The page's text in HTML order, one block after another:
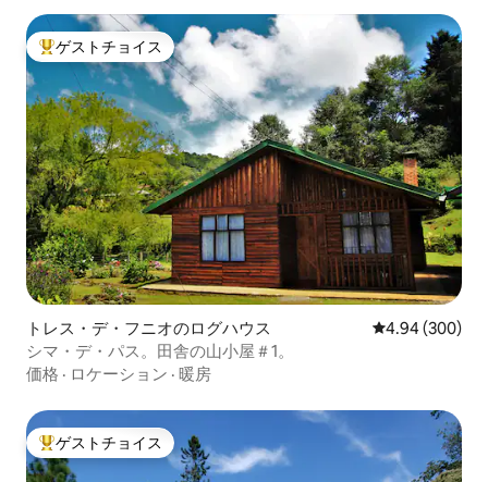
大好評のゲストチョイスです。
ゲストチョイス
トレス・デ・フニオのログハウス レビュー300
4.94 (300)
シマ・デ・パス。田舎の山小屋＃1。
価格 · ロケーション · 暖房
大好評のゲストチョイスです。
ゲストチョイス